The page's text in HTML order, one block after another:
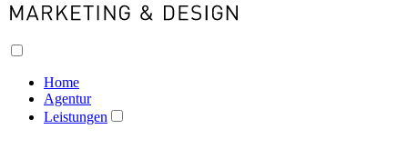
Home
Agentur
Leistungen